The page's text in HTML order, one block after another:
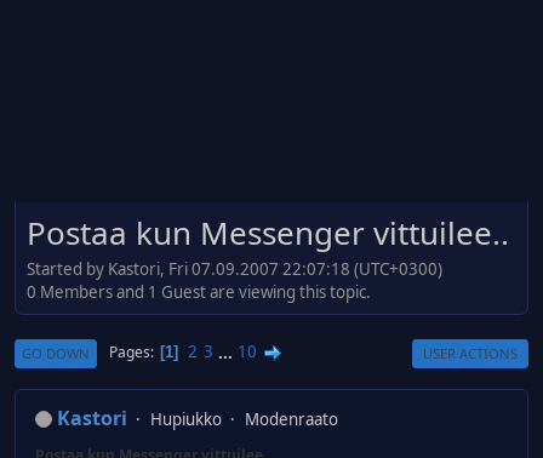
Postaa kun Messenger vittuilee..
Started by Kastori, Fri 07.09.2007 22:07:18 (UTC+0300)
0 Members and 1 Guest are viewing this topic.
GO DOWN Pages 1 2 3 ... 10 USER ACTIONS
Kastori Hupiukko Modenraato